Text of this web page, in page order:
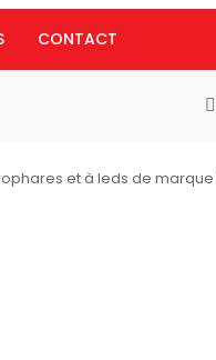
CONTACT
et à leds de marque